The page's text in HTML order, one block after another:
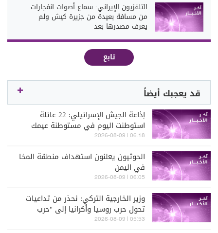
التلفزيون الإيراني: سماع أصوات انفجارات
من مسافة بعيدة من جزيرة كيش ولم
يعرف مصدرها بعد
تابع
قد يعجبك أيضاً
إذاعة الجيش الإسرائيلي: 22 عائلة
استوطنت اليوم في مستوطنة عيمك
دوتان الجديدة في بلدة عرابة شمالي
06:18 | 2026-08-09
الحوثيون يعلنون استهداف منطقة المخا
في اليمن
06:05 | 2026-08-09
وزير الخارجية التركي: نحذر من تداعيات
تحول حرب روسيا وأكرانيا إلى "حرب
استنزاف تمتد إلى ما وراء الجبهات"
05:53 | 2026-08-09